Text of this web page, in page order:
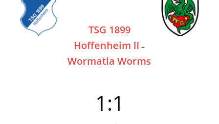
TSG 1899
Hoffenheim II –
Wormatia Worms
1:1